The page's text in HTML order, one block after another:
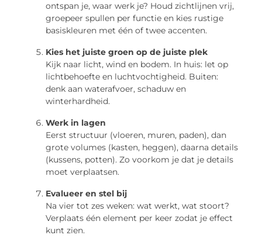
ontspan je, waar werk je? Houd zichtlijnen vrij,
groepeer spullen per functie en kies rustige
basiskleuren met één of twee accenten.
Kies het juiste groen op de juiste plek
Kijk naar licht, wind en bodem. In huis: let op
lichtbehoefte en luchtvochtigheid. Buiten:
denk aan waterafvoer, schaduw en
winterhardheid.
Werk in lagen
Eerst structuur (vloeren, muren, paden), dan
grote volumes (kasten, heggen), daarna details
(kussens, potten). Zo voorkom je dat je details
moet verplaatsen.
Evalueer en stel bij
Na vier tot zes weken: wat werkt, wat stoort?
Verplaats één element per keer zodat je effect
kunt zien.